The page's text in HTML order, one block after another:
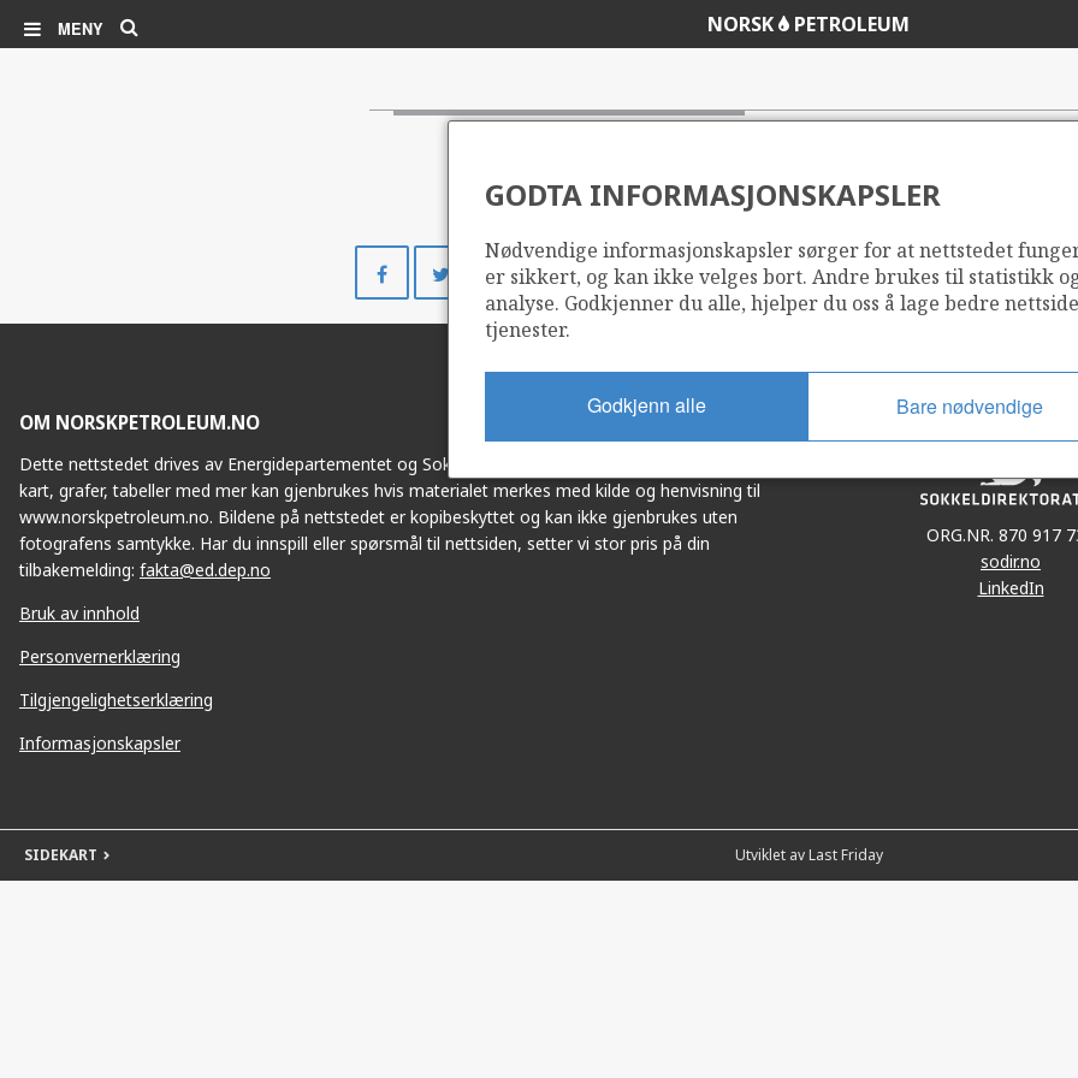
MENY NORSK PETROLEUM
på
Facebook
Del
på
Twitter
Del
på
LinkedIn
Del
i
e-
GODTA INFORMASJONSKAPSLER
Nødvendige informasjonskapsler sørger for at nettstedet
er sikkert, og kan ikke velges bort. Andre brukes til statistikk
analyse. Godkjenner du alle, hjelper du oss å lage bedre
tjenester.
Godkjenn alle Bare nødvendige
OM NORSKPETROLEUM.NO
Dette nettstedet drives av Energidepartementet og Sokkeldirektoratet i samarbeid. Illustrasjoner,
kart, grafer, tabeller med mer kan gjenbrukes hvis materialet merkes med kilde og henvisning til
www.norskpetroleum.no. Bildene på nettstedet er kopibeskyttet og kan ikke gjenbrukes uten
fotografens samtykke. Har du innspill eller spørsmål til nettsiden, setter vi stor pris på din
tilbakemelding: fakta@ed.dep.no
Bruk av innhold
Personvernerklæring
Tilgjengelighetserklæring
Informasjonskapsler
ORG.NR. 870 917
sodir.no
LinkedIn
SIDEKART Utviklet av Last Friday